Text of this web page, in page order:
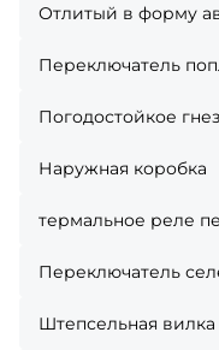
Отлитый в форму
Переключатель
Погодостойкое
Наружная коробка
термальное реле
Переключатель
Штепсельная вилка